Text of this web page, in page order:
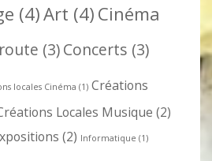
(4)Art (4) Cinéma
(3)Concerts (3)
locales Cinéma (1) Créations
Locales Musique (2)
(2) Informatique (1)